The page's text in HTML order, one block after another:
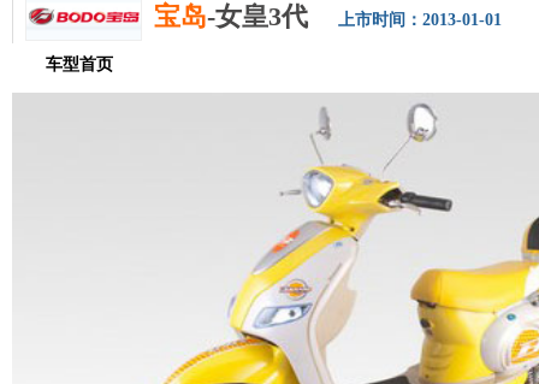
宝岛-女皇3代 上市时间：2013-01-01
车型首页